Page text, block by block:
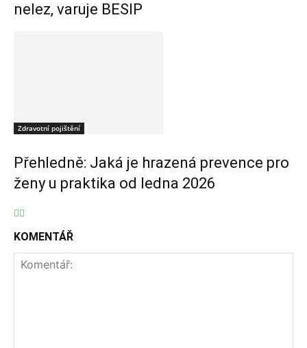
nelez, varuje BESIP
Zdravotní pojištění
Přehledně: Jaká je hrazená prevence pro
ženy u praktika od ledna 2026
KOMENTÁŘ